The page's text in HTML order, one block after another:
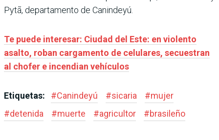
Pytã, departamento de Canindeyú.
Te puede interesar: Ciudad del Este: en violento
asalto, roban cargamento de celulares, secuestran
al chofer e incendian vehículos
Etiquetas: #Canindeyú #sicaria #mujer
#detenida #muerte #agricultor #brasileño